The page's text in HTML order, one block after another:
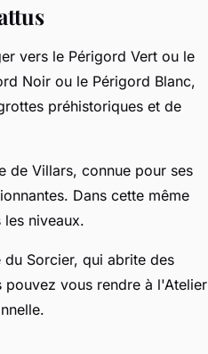
vers le Périgord Vert ou le
Noir ou le Périgord Blanc,
préhistoriques et de
de Villars, connue pour ses
Dans cette même
niveaux.
Sorcier, qui abrite des
pouvez vous rendre à l'Atelier